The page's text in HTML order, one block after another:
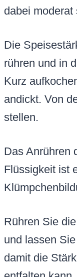
dabei moderat
Die
rühren und in
Kurz
andickt. Von
stellen.
Das Anrühren
Flüssigkeit ist
Rühren Sie
und lassen
damit die